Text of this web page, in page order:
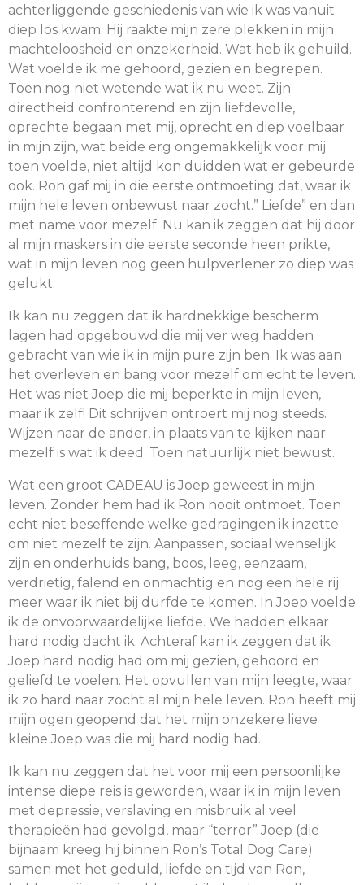
achterliggende geschiedenis van wie ik was vanuit
diep los kwam. Hij raakte mijn zere plekken in mijn
machteloosheid en onzekerheid. Wat heb ik gehuild.
Wat voelde ik me gehoord, gezien en begrepen.
Toen nog niet wetende wat ik nu weet. Zijn
directheid confronterend en zijn liefdevolle,
oprechte begaan met mij, oprecht en diep voelbaar
in mijn zijn, wat beide erg ongemakkelijk voor mij
toen voelde, niet altijd kon duidden wat er gebeurde
ook. Ron gaf mij in die eerste ontmoeting dat, waar ik
mijn hele leven onbewust naar zocht.” Liefde” en dan
met name voor mezelf. Nu kan ik zeggen dat hij door
al mijn maskers in die eerste seconde heen prikte,
wat in mijn leven nog geen hulpverlener zo diep was
gelukt.
Ik kan nu zeggen dat ik hardnekkige bescherm
lagen had opgebouwd die mij ver weg hadden
gebracht van wie ik in mijn pure zijn ben. Ik was aan
het overleven en bang voor mezelf om echt te leven.
Het was niet Joep die mij beperkte in mijn leven,
maar ik zelf! Dit schrijven ontroert mij nog steeds.
Wijzen naar de ander, in plaats van te kijken naar
mezelf is wat ik deed. Toen natuurlijk niet bewust.
Wat een groot CADEAU is Joep geweest in mijn
leven. Zonder hem had ik Ron nooit ontmoet. Toen
echt niet beseffende welke gedragingen ik inzette
om niet mezelf te zijn. Aanpassen, sociaal wenselijk
zijn en onderhuids bang, boos, leeg, eenzaam,
verdrietig, falend en onmachtig en nog een hele rij
meer waar ik niet bij durfde te komen. In Joep voelde
ik de onvoorwaardelijke liefde. We hadden elkaar
hard nodig dacht ik. Achteraf kan ik zeggen dat ik
Joep hard nodig had om mij gezien, gehoord en
geliefd te voelen. Het opvullen van mijn leegte, waar
ik zo hard naar zocht al mijn hele leven. Ron heeft mij
mijn ogen geopend dat het mijn onzekere lieve
kleine Joep was die mij hard nodig had.
Ik kan nu zeggen dat het voor mij een persoonlijke
intense diepe reis is geworden, waar ik in mijn leven
met depressie, verslaving en misbruik al veel
therapieën had gevolgd, maar “terror” Joep (die
bijnaam kreeg hij binnen Ron’s Total Dog Care)
samen met het geduld, liefde en tijd van Ron,